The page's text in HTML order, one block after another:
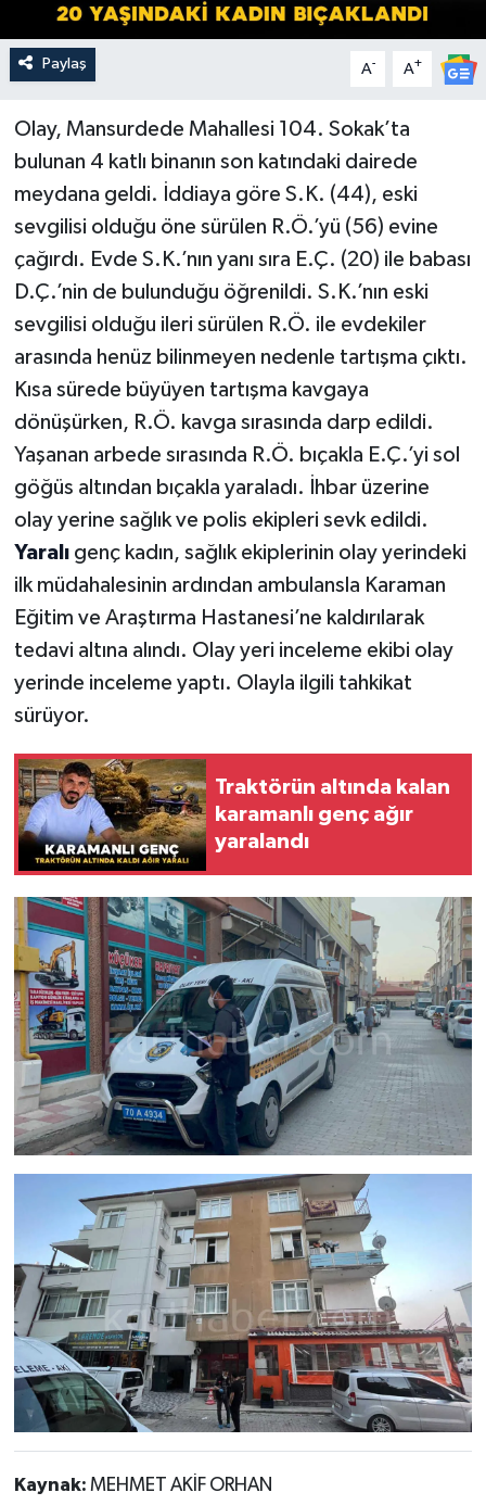
Paylaş A- A+
Olay, Mansurdede Mahallesi 104. Sokak’ta
bulunan 4 katlı binanın son katındaki dairede
meydana geldi. İddiaya göre S.K. (44), eski
sevgilisi olduğu öne sürülen R.Ö.’yü (56) evine
çağırdı. Evde S.K.’nın yanı sıra E.Ç. (20) ile babası
D.Ç.’nin de bulunduğu öğrenildi. S.K.’nın eski
sevgilisi olduğu ileri sürülen R.Ö. ile evdekiler
arasında henüz bilinmeyen nedenle tartışma çıktı.
Kısa sürede büyüyen tartışma kavgaya
dönüşürken, R.Ö. kavga sırasında darp edildi.
Yaşanan arbede sırasında R.Ö. bıçakla E.Ç.’yi sol
göğüs altından bıçakla yaraladı. İhbar üzerine
olay yerine sağlık ve polis ekipleri sevk edildi.
Yaralı genç kadın, sağlık ekiplerinin olay yerindeki
ilk müdahalesinin ardından ambulansla Karaman
Eğitim ve Araştırma Hastanesi’ne kaldırılarak
tedavi altına alındı. Olay yeri inceleme ekibi olay
yerinde inceleme yaptı. Olayla ilgili tahkikat
sürüyor.
Traktörün altında kalan
karamanlı genç ağır
yaralandı
Kaynak: MEHMET AKİF ORHAN